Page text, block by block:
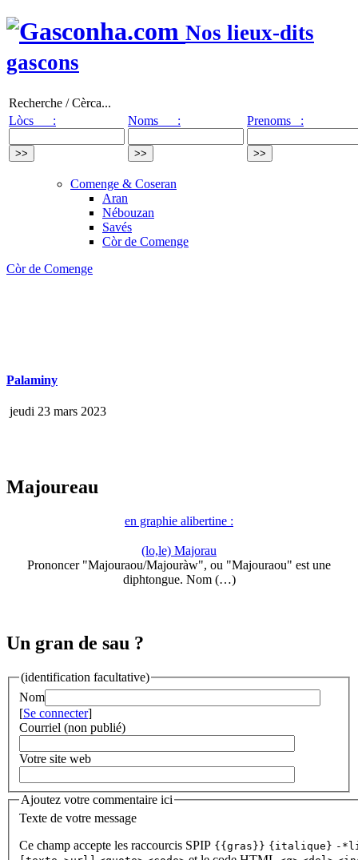
Nos lieux-dits
gascons
Recherche / Cèrca...
Lòcs :
Noms : Prenoms :
Comenge & Coseran
Aran
Nébouzan
Savés
Còr de Comenge
Còr de Comenge
Palaminy
jeudi 23 mars 2023
Majoureau
en graphie alibertine :
(lo,le) Majorau
Prononcer "Majouraou/Majouràw", ou "Majouraou" est une
diphtongue. Nom (…)
Un gran de sau ?
(identification facultative)
Nom
[Se connecter]
Courriel (non publié)
Votre site web
Ajoutez votre commentaire ici
Texte de votre message
Ce champ accepte les raccourcis SPIP {{gras}} {italique} -